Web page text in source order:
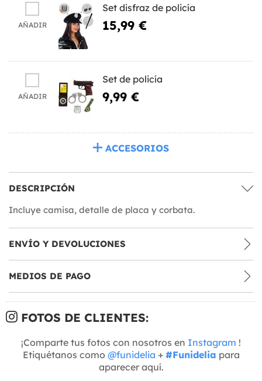
AÑADIR
Set disfraz de policía
15,99 €
AÑADIR
Set de policía
9,99 €
ACCESORIOS
DESCRIPCIÓN
Incluye camisa, detalle de placa y corbata.
ENVÍO Y DEVOLUCIONES
MEDIOS DE PAGO
FOTOS DE CLIENTES:
¡Comparte tus fotos con nosotros en Instagram !
Etiquétanos como @funidelia + #Funidelia para
aparecer aquí.